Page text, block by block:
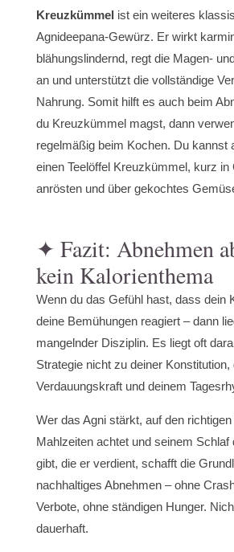
Kreuzkümmel ist ein weiteres
Agnideepana-Gewürz. Er wirkt
blähungslindernd, regt die Magen-
an und unterstützt die vollständige
Nahrung. Somit hilft es auch beim
du Kreuzkümmel magst, dann
regelmäßig beim Kochen. Du kannst
einen Teelöffel Kreuzkümmel, kurz in
anrösten und über gekochtes
✦ Fazit: Abnehmen
kein Kalorienthema
Wenn du das Gefühl hast, dass dein
deine Bemühungen reagiert – dann
mangelnder Disziplin. Es liegt oft
Strategie nicht zu deiner Konstitution,
Verdauungskraft und deinem
Wer das Agni stärkt, auf den
Mahlzeiten achtet und seinem Schlaf
gibt, die er verdient, schafft die
nachhaltiges Abnehmen – ohne
Verbote, ohne ständigen Hunger.
dauerhaft.